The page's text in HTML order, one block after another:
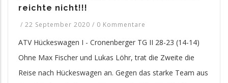
reichte nicht!!!
/ 22 September 2020 / 0 Kommentare
ATV Hückeswagen I - Cronenberger TG II 28-23 (14-14)
Ohne Max Fischer und Lukas Löhr, trat die Zweite die
Reise nach Hückeswagen an. Gegen das starke Team aus